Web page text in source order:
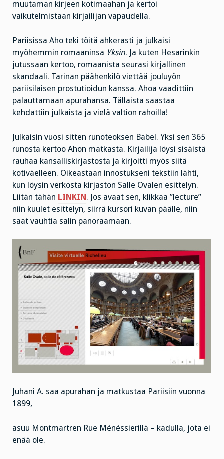
muutaman kirjeen kotimaahan ja kertoi
vaikutelmistaan kirjailijan vapaudella.
Pariisissa Aho teki töitä ahkerasti ja julkaisi
myöhemmin romaaninsa Yksin. Ja kuten Hesarinkin
jutussaan kertoo, romaanista seurasi kirjallinen
skandaali. Tarinan päähenkilö viettää jouluyön
pariisilaisen prostutioidun kanssa. Ahoa vaadittiin
palauttamaan apurahansa. Tällaista saastaa
kehdattiin julkaista ja vielä valtion rahoilla!
Julkaisin vuosi sitten runoteoksen Babel. Yksi sen 365
runosta kertoo Ahon matkasta. Kirjailija löysi sisäistä
rauhaa kansalliskirjastosta ja kirjoitti myös siitä
kotiväelleen. Oikeastaan innostukseni tekstiin lähti,
kun löysin verkosta kirjaston Salle Ovalen esittelyn.
Liitän tähän LINKIN. Jos avaat sen, klikkaa ”lecture”
niin kuulet esittelyn, siirrä kursori kuvan päälle, niin
saat vauhtia salin panoraamaan.
Juhani A. saa apurahan ja matkustaa Pariisiin vuonna
1899,
asuu Montmartren Rue Ménéssierillä – kadulla, jota ei
enää ole.